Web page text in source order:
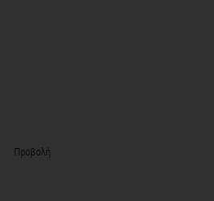
Προβολή